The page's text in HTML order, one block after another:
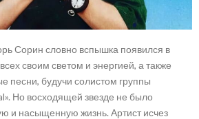
Сорин словно вспышка появился в
своим светом и энергией, а также
песни, будучи солистом группы
Но восходящей звезде не было
и насыщенную жизнь. Артист исчез